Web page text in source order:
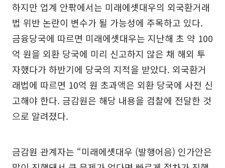
하지만 업계 안팎에서는 미래에셋대우의 외국환거래
법 위반 논란이 변수가 될 가능성에 주목하고 있다.
금융당국에 따르면 미래에셋대우는 지난해 초 약 100
억 원을 외환 당국에 미리 신고하지 않은 채 해외 투
자했다가 하반기에 당국의 지적을 받았다. 외국환거
래법에 따르면 10억 원 초과액은 외환 당국에 사전 신
고해야 한다. 금감원은 해당 내용을 검찰에 전달한 것
으로 알려졌다.
금감원 관계자는 “미래에셋대우 (발행어음) 인가안은